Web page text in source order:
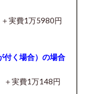
＋実費1万5980円
く場合）の場合
費1万148円